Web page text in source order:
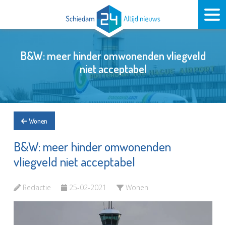
B&W: meer hinder omwonenden vliegveld
niet acceptabel
Wonen
B&W: meer hinder omwonenden
vliegveld niet acceptabel
Redactie 25-02-2021 Wonen